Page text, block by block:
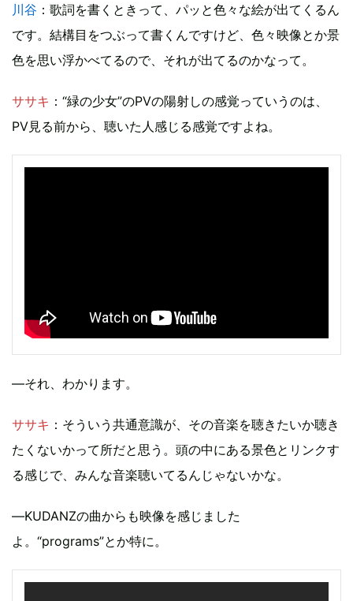
川谷 ：歌詞を書くときって、パッと色々な絵が出てくるん
です。結構目をつぶって書くんですけど、色々映像とか景
色を思い浮かべてるので、それが出てるのかなって。
ササキ ：“緑の少女”のPVの陽射しの感覚っていうのは、
PV見る前から、聴いた人感じる感覚ですよね。
―それ、わかります。
ササキ ：そういう共通意識が、その音楽を聴きたいか聴き
たくないかって所だと思う。頭の中にある景色とリンクす
る感じで、みんな音楽聴いてるんじゃないかな。
―KUDANZの曲からも映像を感じました
よ。“programs”とか特に。